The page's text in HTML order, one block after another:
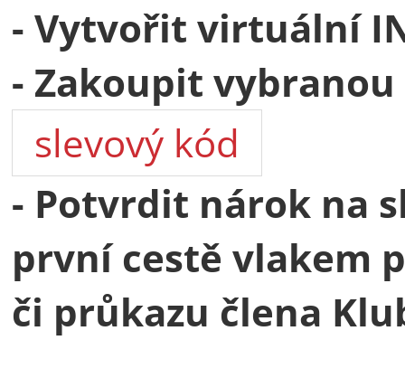
- Vytvořit virtuální
- Zakoupit
slevový kód
- Potvrdit nárok na
první cestě vlakem
či průkazu člena